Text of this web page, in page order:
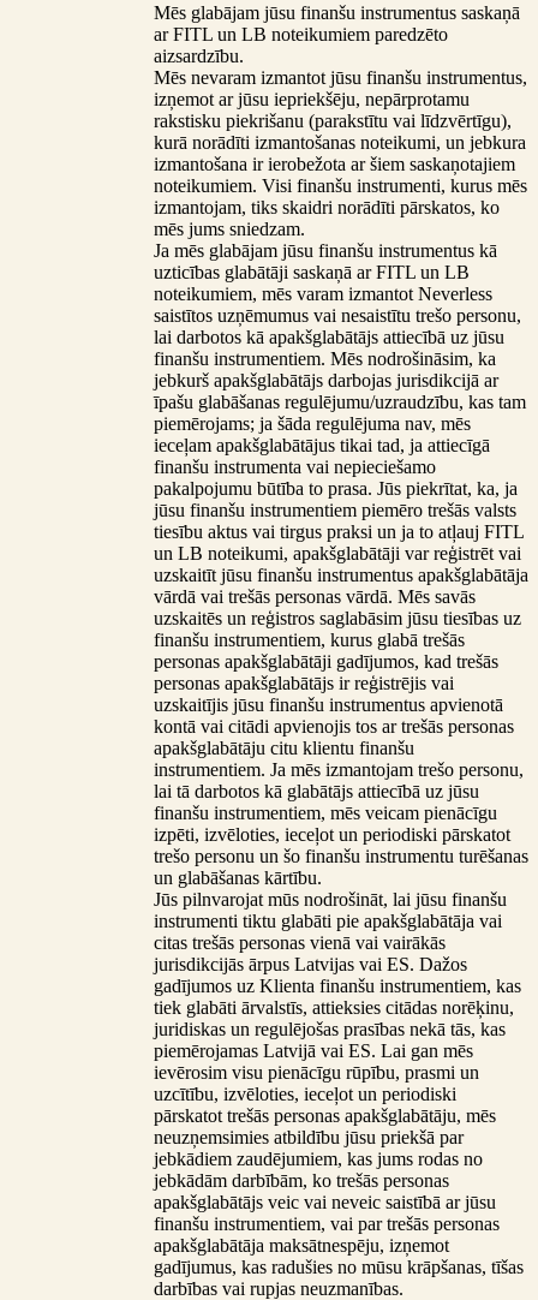
Mēs glabājam jūsu finanšu instrumentus saskaņā
ar FITL un LB noteikumiem paredzēto
aizsardzību.
Mēs nevaram izmantot jūsu finanšu instrumentus,
izņemot ar jūsu iepriekšēju, nepārprotamu
rakstisku piekrišanu (parakstītu vai līdzvērtīgu),
kurā norādīti izmantošanas noteikumi, un jebkura
izmantošana ir ierobežota ar šiem saskaņotajiem
noteikumiem. Visi finanšu instrumenti, kurus mēs
izmantojam, tiks skaidri norādīti pārskatos, ko
mēs jums sniedzam.
Ja mēs glabājam jūsu finanšu instrumentus kā
uzticības glabātāji saskaņā ar FITL un LB
noteikumiem, mēs varam izmantot Neverless
saistītos uzņēmumus vai nesaistītu trešo personu,
lai darbotos kā apakšglabātājs attiecībā uz jūsu
finanšu instrumentiem. Mēs nodrošināsim, ka
jebkurš apakšglabātājs darbojas jurisdikcijā ar
īpašu glabāšanas regulējumu/uzraudzību, kas tam
piemērojams; ja šāda regulējuma nav, mēs
ieceļam apakšglabātājus tikai tad, ja attiecīgā
finanšu instrumenta vai nepieciešamo
pakalpojumu būtība to prasa. Jūs piekrītat, ka, ja
jūsu finanšu instrumentiem piemēro trešās valsts
tiesību aktus vai tirgus praksi un ja to atļauj FITL
un LB noteikumi, apakšglabātāji var reģistrēt vai
uzskaitīt jūsu finanšu instrumentus apakšglabātāja
vārdā vai trešās personas vārdā. Mēs savās
uzskaitēs un reģistros saglabāsim jūsu tiesības uz
finanšu instrumentiem, kurus glabā trešās
personas apakšglabātāji gadījumos, kad trešās
personas apakšglabātājs ir reģistrējis vai
uzskaitījis jūsu finanšu instrumentus apvienotā
kontā vai citādi apvienojis tos ar trešās personas
apakšglabātāju citu klientu finanšu
instrumentiem. Ja mēs izmantojam trešo personu,
lai tā darbotos kā glabātājs attiecībā uz jūsu
finanšu instrumentiem, mēs veicam pienācīgu
izpēti, izvēloties, ieceļot un periodiski pārskatot
trešo personu un šo finanšu instrumentu turēšanas
un glabāšanas kārtību.
Jūs pilnvarojat mūs nodrošināt, lai jūsu finanšu
instrumenti tiktu glabāti pie apakšglabātāja vai
citas trešās personas vienā vai vairākās
jurisdikcijās ārpus Latvijas vai ES. Dažos
gadījumos uz Klienta finanšu instrumentiem, kas
tiek glabāti ārvalstīs, attieksies citādas norēķinu,
juridiskas un regulējošas prasības nekā tās, kas
piemērojamas Latvijā vai ES. Lai gan mēs
ievērosim visu pienācīgu rūpību, prasmi un
uzcītību, izvēloties, ieceļot un periodiski
pārskatot trešās personas apakšglabātāju, mēs
neuzņemsimies atbildību jūsu priekšā par
jebkādiem zaudējumiem, kas jums rodas no
jebkādām darbībām, ko trešās personas
apakšglabātājs veic vai neveic saistībā ar jūsu
finanšu instrumentiem, vai par trešās personas
apakšglabātāja maksātnespēju, izņemot
gadījumus, kas radušies no mūsu krāpšanas, tīšas
darbības vai rupjas neuzmanības.